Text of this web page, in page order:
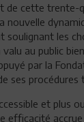
de cette
nouvelle
soulignant les
au public
par la
ses
et plus
efficacité